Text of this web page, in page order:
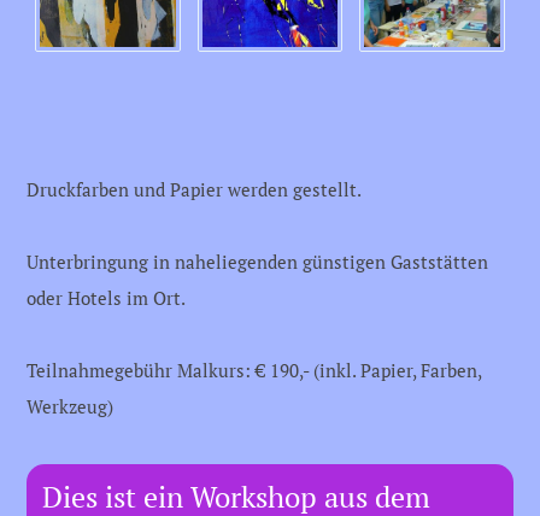
Druckfarben und Papier werden gestellt.
Unterbringung in naheliegenden günstigen Gaststätten
oder Hotels im Ort.
Teilnahmegebühr Malkurs: € 190,- (inkl. Papier, Farben,
Werkzeug)
Dies ist ein Workshop aus dem